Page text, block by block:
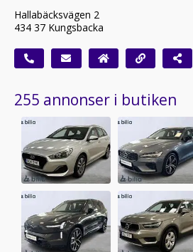
Hallabäcksvägen 2
434 37 Kungsbacka
255 annonser i butiken